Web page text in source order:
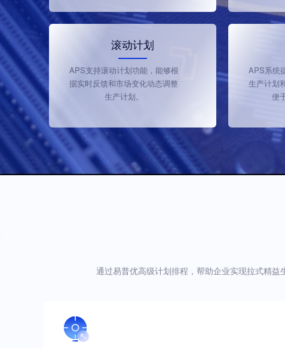
滚动计划
APS支持滚动计划功能，能够根
据实时反馈和市场变化动态调整
生产计划。
APS系统
生产计划
便
通过易普优高级计划排程，帮助企业实现拉式精益